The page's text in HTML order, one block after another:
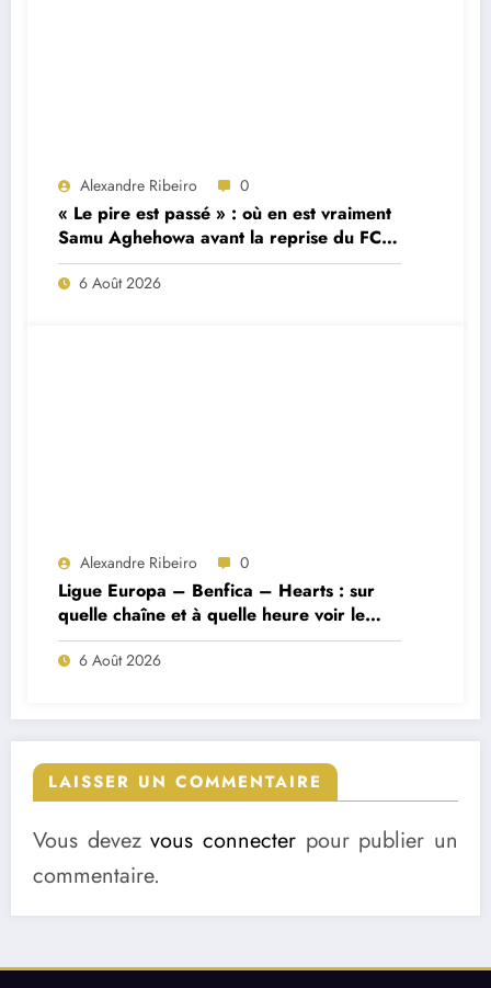
Alexandre Ribeiro 0
« Le pire est passé » : où en est vraiment
Samu Aghehowa avant la reprise du FC
Porto ?
6 Août 2026
Alexandre Ribeiro 0
Ligue Europa – Benfica – Hearts : sur
quelle chaîne et à quelle heure voir le
match ?
6 Août 2026
LAISSER UN COMMENTAIRE
Vous devezvous connecter pour publier un
commentaire.